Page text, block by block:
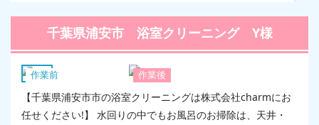
千葉県浦安市 浴室クリーニング Y様
作業前 作業後
浴室
【千葉県浦安市市の浴室クリーニングは株式会社charmにお
任せください!】 水回りの中でもお風呂のお掃除は、天井・